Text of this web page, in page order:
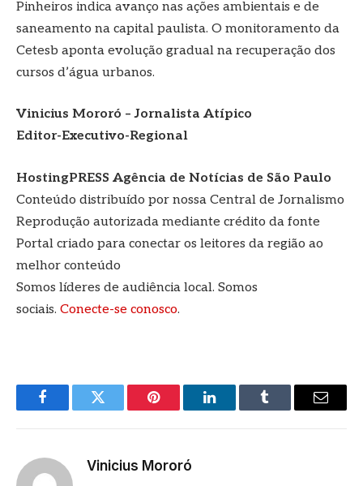
Pinheiros indica avanço nas ações ambientais e de
saneamento na capital paulista. O monitoramento da
Cetesb aponta evolução gradual na recuperação dos
cursos d’água urbanos.
Vinicius Mororó – Jornalista Atípico
Editor-Executivo-Regional
HostingPRESS Agência de Notícias de São Paulo
Conteúdo distribuído por nossa Central de Jornalismo
Reprodução autorizada mediante crédito da fonte
Portal criado para conectar os leitores da região ao
melhor conteúdo
Somos líderes de audiência local. Somos
sociais. Conecte-se conosco.
FacebookTwitter Pinterest LinkedInTumblr
E-
Vinicius Mororó